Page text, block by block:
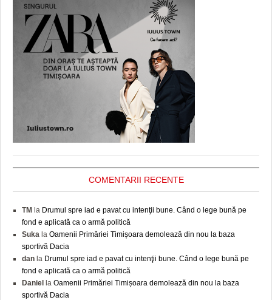
COMENTARII RECENTE
TM la Drumul spre iad e pavat cu intenţii bune. Când o lege bună pe
fond e aplicată ca o armă politică
Suka la Oamenii Primăriei Timișoara demolează din nou la baza
sportivă Dacia
dan la Drumul spre iad e pavat cu intenţii bune. Când o lege bună pe
fond e aplicată ca o armă politică
Daniel la Oamenii Primăriei Timișoara demolează din nou la baza
sportivă Dacia